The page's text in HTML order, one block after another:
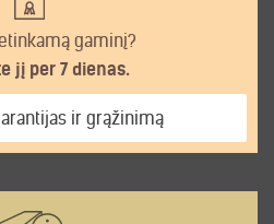
gaminį?
jį per 7 dienas.
ir grąžinimą